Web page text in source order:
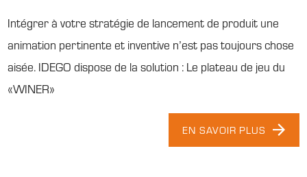
Intégrer à votre stratégie de lancement de produit une
animation pertinente et inventive n’est pas toujours chose
aisée. IDEGO dispose de la solution : Le plateau de jeu du
«WINER»
EN SAVOIR PLUS